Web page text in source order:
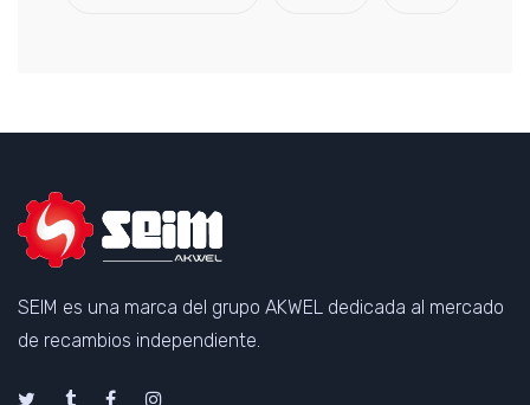
SEIM es una marca del grupo AKWEL dedicada al mercado
de recambios independiente.